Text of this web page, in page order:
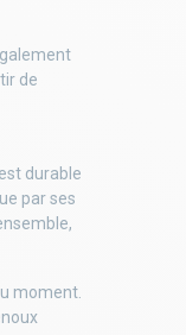
de
durable
par ses
moment.